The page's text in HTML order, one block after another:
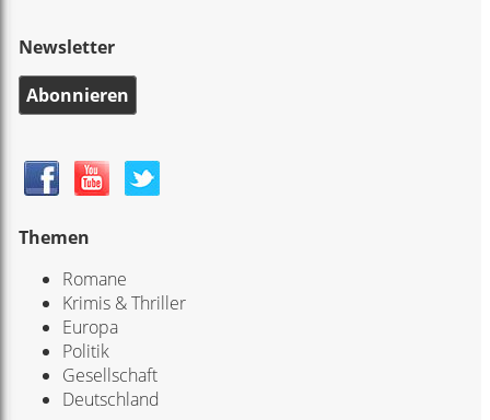
Newsletter
Abonnieren
Themen
Romane
Krimis & Thriller
Europa
Politik
Gesellschaft
Deutschland